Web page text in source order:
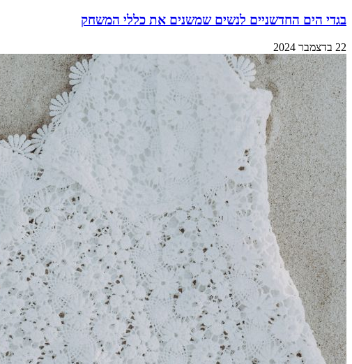
בגדי הים החדשניים לנשים שמשנים את כללי המשחק
22 בדצמבר 2024